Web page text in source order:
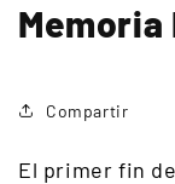
Memoria
Compartir
El primer fin